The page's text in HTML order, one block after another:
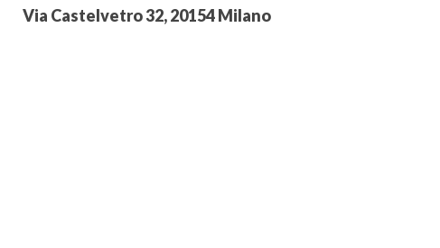
Via Castelvetro 32, 20154 Milano